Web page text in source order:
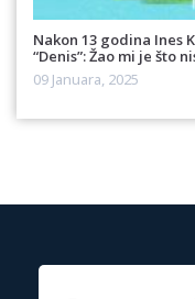
Nakon 13 godina Ines
“Denis”: Žao mi je što
09 Januara, 2025